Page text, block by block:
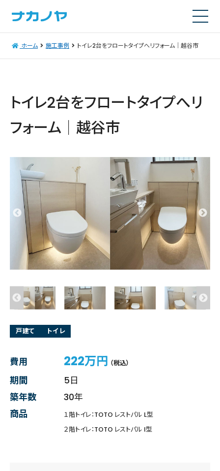
ホーム 施工事例 トイレ2台をフロートタイプへリフォーム｜越谷市
トイレ2台をフロートタイプへリ
フォーム｜越谷市
戸建て トイレ
費用 222万円 （税込）
期間
5日
築年数
30年
商品
１階トイレ：TOTO レストパル L型
２階トイレ：TOTO レストパル I型